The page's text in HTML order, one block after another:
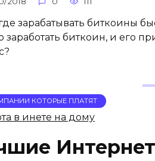
зарабатывать биткоины
заработать биткоин, и его
КОТОРЫЕ ПЛАТЯТ